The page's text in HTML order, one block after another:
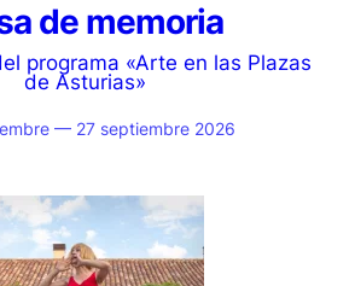
de memoria
programa «Arte en las Plazas
de Asturias»
— 27 septiembre 2026